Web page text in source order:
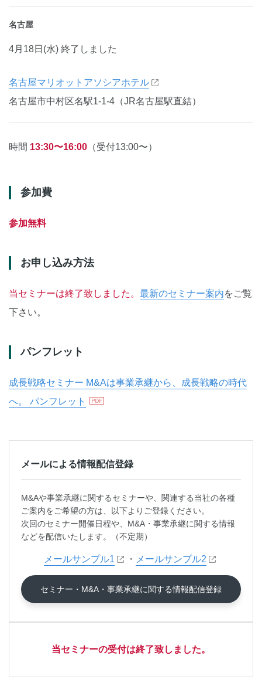
名古屋
4月18日(水) 終了しました
名古屋マリオットアソシアホテル
名古屋市中村区名駅1-1-4（JR名古屋駅直結）
時間 13:30〜16:00 （受付13:00〜）
参加費
参加無料
お申し込み方法
当セミナーは終了致しました。 最新のセミナー案内をご覧
下さい。
パンフレット
成長戦略セミナー M&Aは事業承継から、成長戦略の時代
へ。 パンフレット
メールによる情報配信登録
M&Aや事業承継に関するセミナーや、関連する当社の各種
ご案内をご希望の方は、以下よりご登録ください。
次回のセミナー開催日程や、M&A・事業承継に関する情報
などを配信いたします。（不定期）
メールサンプル1 ・ メールサンプル2
セミナー・M&A・事業承継に関する情報配信登録
当セミナーの受付は終了致しました。